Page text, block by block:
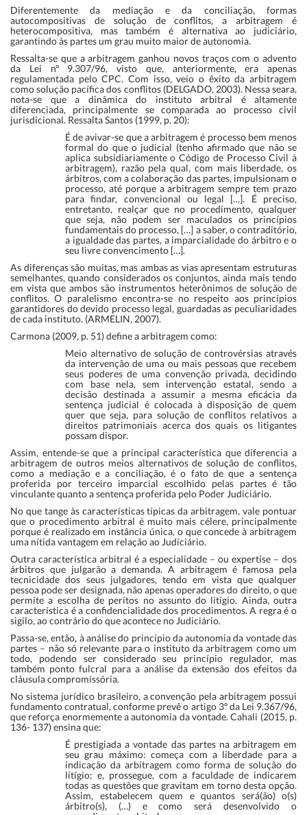
Diferentemente da mediação e da conciliação, formas
autocompositivas de solução de conflitos, a arbitragem é
heterocompositiva, mas também é alternativa ao judiciário,
garantindo às partes um grau muito maior de autonomia.
Ressalta-se que a arbitragem ganhou novos traços com o advento
da Lei nº 9.307/96, visto que, anteriormente, era apenas
regulamentada pelo CPC. Com isso, veio o êxito da arbitragem
como solução pacífica dos conflitos (DELGADO, 2003). Nessa seara,
nota-se que a dinâmica do instituto arbitral é altamente
diferenciada, principalmente se comparada ao processo civil
jurisdicional. Ressalta Santos (1999, p. 20):
É de avivar-se que a arbitragem é processo bem menos
formal do que o judicial (tenho afirmado que não se
aplica subsidiariamente o Código de Processo Civil à
arbitragem), razão pela qual, com mais liberdade, os
árbitros, com a colaboração das partes, impulsionam o
processo, até porque a arbitragem sempre tem prazo
para findar, convencional ou legal […]. É preciso,
entretanto, realçar que no procedimento, qualquer
que seja, não podem ser maculados os princípios
fundamentais do processo, […] a saber, o contraditório,
a igualdade das partes, a imparcialidade do árbitro e o
seu livre convencimento […].
As diferenças são muitas, mas ambas as vias apresentam estruturas
semelhantes, quando considerados os conjuntos, ainda mais tendo
em vista que ambos são instrumentos heterônimos de solução de
conflitos. O paralelismo encontra-se no respeito aos princípios
garantidores do devido processo legal, guardadas as peculiaridades
de cada instituto. (ARMELIN, 2007).
Carmona (2009, p. 51) define a arbitragem como:
Meio alternativo de solução de controvérsias através
da intervenção de uma ou mais pessoas que recebem
seus poderes de uma convenção privada, decidindo
com base nela, sem intervenção estatal, sendo a
decisão destinada a assumir a mesma eficácia da
sentença judicial é colocada à disposição de quem
quer que seja, para solução de conflitos relativos a
direitos patrimoniais acerca dos quais os litigantes
possam dispor.
Assim, entende-se que a principal característica que diferencia a
arbitragem de outros meios alternativos de solução de conflitos,
como a mediação e a conciliação, é o fato de que a sentença
proferida por terceiro imparcial escolhido pelas partes é tão
vinculante quanto a sentença proferida pelo Poder Judiciário.
No que tange às características típicas da arbitragem, vale pontuar
que o procedimento arbitral é muito mais célere, principalmente
porque é realizado em instância única, o que concede à arbitragem
uma nítida vantagem em relação ao Judiciário.
Outra característica arbitral é a especialidade – ou expertise – dos
árbitros que julgarão a demanda. A arbitragem é famosa pela
tecnicidade dos seus julgadores, tendo em vista que qualquer
pessoa pode ser designada, não apenas operadores do direito, o que
permite a escolha de peritos no assunto do litígio. Ainda, outra
característica é a confidencialidade dos procedimentos. A regra é o
sigilo, ao contrário do que acontece no Judiciário.
Passa-se, então, à análise do princípio da autonomia da vontade das
partes – não só relevante para o instituto da arbitragem como um
todo, podendo ser considerado seu princípio regulador, mas
também ponto fulcral para a análise da extensão dos efeitos da
cláusula compromissória.
No sistema jurídico brasileiro, a convenção pela arbitragem possui
fundamento contratual, conforme prevê o artigo 3º da Lei 9.367/96,
que reforça enormemente a autonomia da vontade. Cahali (2015, p.
136- 137) ensina que:
É prestigiada a vontade das partes na arbitragem em
seu grau máximo: começa com a liberdade para a
indicação da arbitragem como forma de solução do
litígio; e, prossegue, com a faculdade de indicarem
todas as questões que gravitam em torno desta opção.
Assim, estabelecem quem e quantos será(ão) o(s)
árbitro(s), (…) e como será desenvolvido o